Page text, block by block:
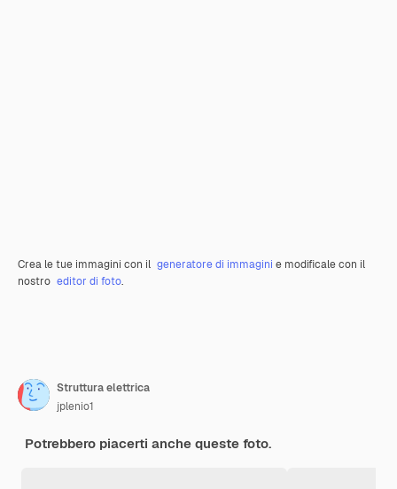
Crea le tue immagini con il generatore di immagini e modificale con il
nostro editor di foto.
Struttura elettrica
jplenio1
Potrebbero piacerti anche queste foto.